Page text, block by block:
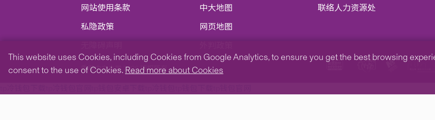
网站使用条款
私隐政策
中大地图
网页地图
联络人力资源处
香港中文大学 2026 版权所有
This website uses Cookies, including Cookies from Google Analytics, to ensure you get the best browsing
consent to the use of Cookies. Read more about Cookies